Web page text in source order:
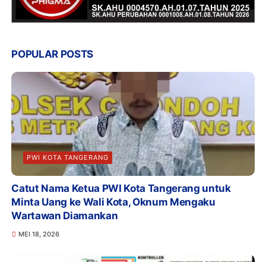
POPULAR POSTS
PWI KOTA TANGERANG
Catut Nama Ketua PWI Kota Tangerang untuk
Minta Uang ke Wali Kota, Oknum Mengaku
Wartawan Diamankan
MEI 18, 2026